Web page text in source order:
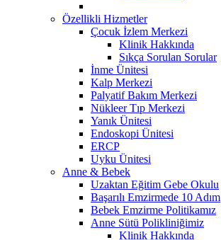
Özellikli Hizmetler
Çocuk İzlem Merkezi
Klinik Hakkında
Sıkça Sorulan Sorular
İnme Ünitesi
Kalp Merkezi
Palyatif Bakım Merkezi
Nükleer Tıp Merkezi
Yanık Ünitesi
Endoskopi Ünitesi
ERCP
Uyku Ünitesi
Anne & Bebek
Uzaktan Eğitim Gebe Okulu
Başarılı Emzirmede 10 Adım
Bebek Emzirme Politikamız
Anne Sütü Polikliniğimiz
Klinik Hakkında